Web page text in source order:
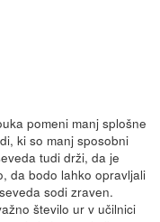
pomeni manj splošne
ki so manj sposobni
tudi drži, da je
da bodo lahko opravljali
sodi zraven.
število ur v učilnici